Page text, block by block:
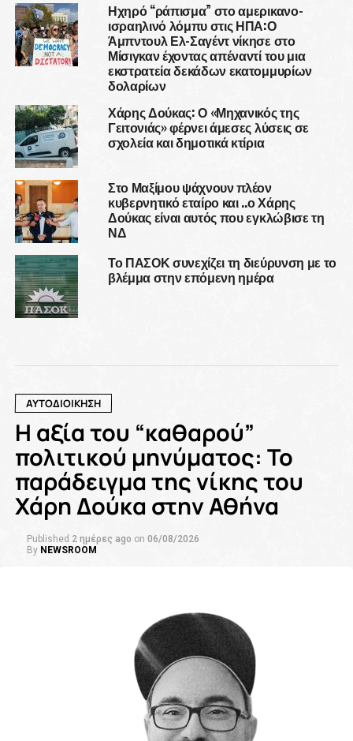
Ηχηρό “ράπισμα” στο αμερικανο-
ισραηλινό λόμπυ στις ΗΠΑ:Ο
Άμπντουλ Ελ-Σαγέντ νίκησε στο
Μίσιγκαν έχοντας απέναντί του μια
εκστρατεία δεκάδων εκατομμυρίων
δολαρίων
Χάρης Δούκας: Ο «Μηχανικός της
Γειτονιάς» φέρνει άμεσες λύσεις σε
σχολεία και δημοτικά κτίρια
Στο Μαξίμου ψάχνουν πλέον
κυβερνητικό εταίρο και ..ο Χάρης
Δούκας είναι αυτός που εγκλώβισε τη
ΝΔ
Το ΠΑΣΟΚ συνεχίζει τη διεύρυνση με το
βλέμμα στην επόμενη ημέρα
ΑΥΤΟΔΙΟΙΚΗΣΗ
Η αξία του “καθαρού”
πολιτικού μηνύματος: Το
παράδειγμα της νίκης του
Χάρη Δούκα στην Αθήνα
Published 2 ημέρες ago on 06/08/2026
By NEWSROOM